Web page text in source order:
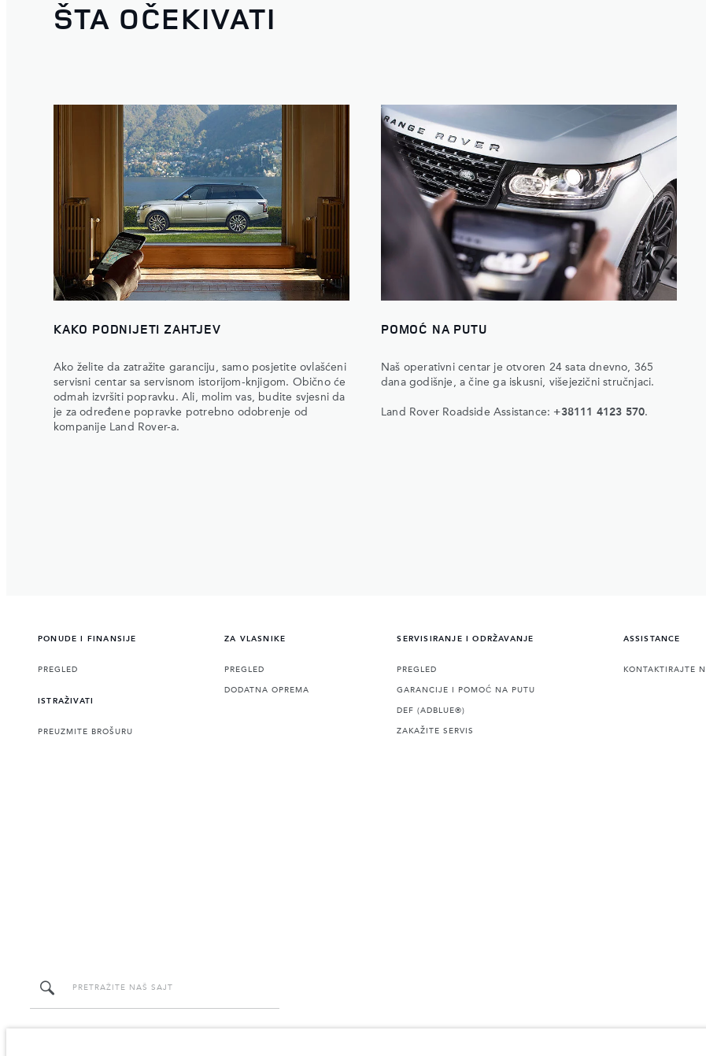
ŠTA OČEKIVATI
KAKO PODNIJETI ZAHTJEV
Ako želite da zatražite garanciju, samo posjetite ovlašćeni
servisni centar sa servisnom istorijom-knjigom. Obično će
odmah izvršiti popravku. Ali, molim vas, budite svjesni da
je za određene popravke potrebno odobrenje od
kompanije Land Rover-a.
POMOĆ NA PUTU
Naš operativni centar je otvoren 24 sata dnevno, 365
dana godišnje, a čine ga iskusni, višejezični stručnjaci.
Land Rover Roadside Assistance: +38111 4123 570.
PONUDE I FINANSIJE
PREGLED
ISTRAŽIVATI
PREUZMITE BROŠURU
ZA VLASNIKE
PREGLED
DODATNA OPREMA
SERVISIRANJE I ODRŽAVANJE
PREGLED
GARANCIJE I POMOĆ NA PUTU
DEF (ADBLUE®)
ZAKAŽITE SERVIS
ASSISTANCE
KONTAKTIRAJTE